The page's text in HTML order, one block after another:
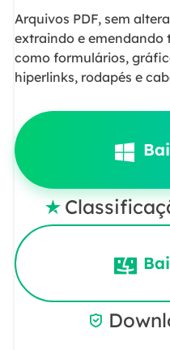
Arquivos PDF, sem
extraindo e emendando
como formulários,
hiperlinks, rodapés e

